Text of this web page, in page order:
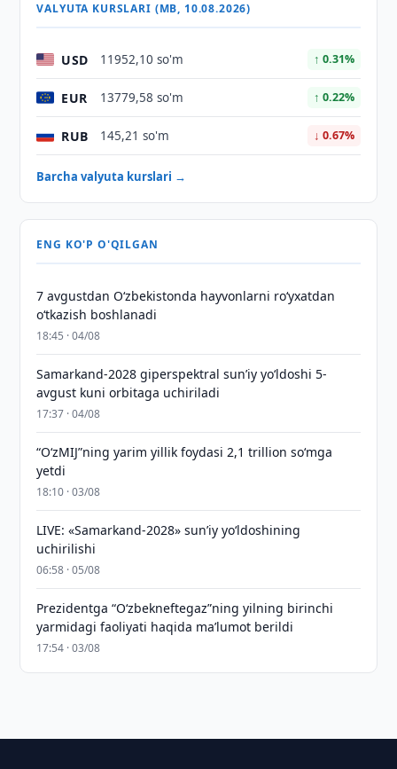
VALYUTA KURSLARI (MB, 10.08.2026)
USD 11952,10 so'm ↑ 0.31%
EUR 13779,58 so'm ↑ 0.22%
RUB 145,21 so'm ↓ 0.67%
Barcha valyuta kurslari →
ENG KO'P O'QILGAN
7 avgustdan O‘zbekistonda hayvonlarni ro‘yxatdan
o‘tkazish boshlanadi
18:45 · 04/08
Samarkand-2028 giperspektral sun’iy yo‘ldoshi 5-
avgust kuni orbitaga uchiriladi
17:37 · 04/08
“O‘zMIJ”ning yarim yillik foydasi 2,1 trillion so‘mga
yetdi
18:10 · 03/08
LIVE: «Samarkand-2028» sun’iy yo‘ldoshining
uchirilishi
06:58 · 05/08
Prezidentga “Oʻzbekneftegaz”ning yilning birinchi
yarmidagi faoliyati haqida maʼlumot berildi
17:54 · 03/08